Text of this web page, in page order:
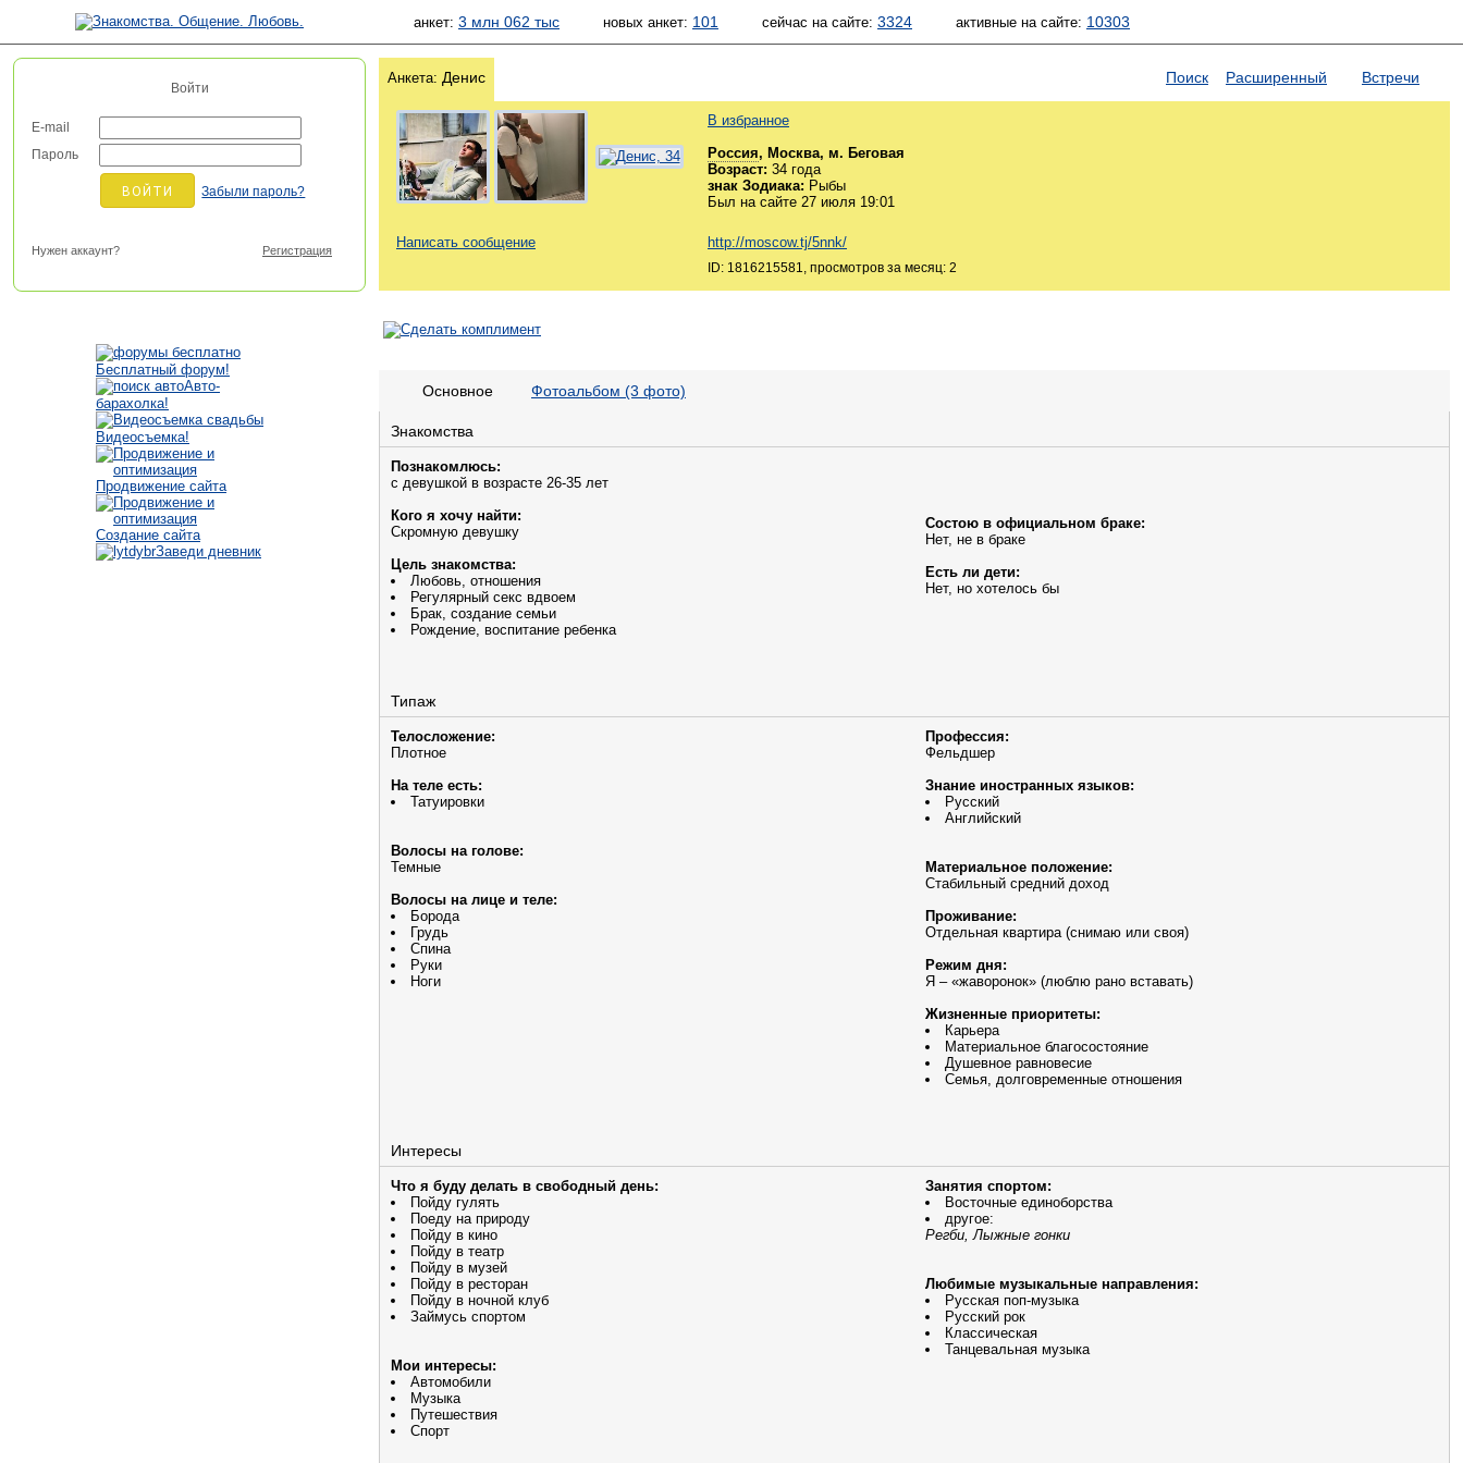
анкет: 3 млн 062 тыс новых анкет: 101 сейчас на сайте: 3324 активные на сайте: 10303
Войти
E-mail
Пароль
Забыли пароль?
Нужен аккаунт? Регистрация
Бесплатный форум!
Авто-
барахолка!
Видеосъемка!
Продвижение сайта
Создание сайта
Заведи дневник
Анкета: Денис Поиск Расширенный Встречи
В избранное
Россия, Москва, м. Беговая
Возраст: 34 года
знак Зодиака: Рыбы
Был на сайте 27 июля 19:01
Написать сообщение http://moscow.tj/5nnk/
ID: 1816215581, просмотров за месяц: 2
Основное Фотоальбом (3 фото)
Знакомства
Познакомлюсь:
с девушкой в возрасте 26-35 лет
Кого я хочу найти:
Скромную девушку
Цель знакомства:
Любовь, отношения
Регулярный секс вдвоем
Брак, создание семьи
Рождение, воспитание ребенка
Состою в официальном браке:
Нет, не в браке
Есть ли дети:
Нет, но хотелось бы
Типаж
Телосложение:
Плотное
На теле есть:
Татуировки
Волосы на голове:
Темные
Волосы на лице и теле:
Борода
Грудь
Спина
Руки
Ноги
Профессия:
Фельдшер
Знание иностранных языков:
Русский
Английский
Материальное положение:
Стабильный средний доход
Проживание:
Отдельная квартира (снимаю или своя)
Режим дня:
Я – «жаворонок» (люблю рано вставать)
Жизненные приоритеты:
Карьера
Материальное благосостояние
Душевное равновесие
Семья, долговременные отношения
Интересы
Что я буду делать в свободный день:
Пойду гулять
Поеду на природу
Пойду в кино
Пойду в театр
Пойду в музей
Пойду в ресторан
Пойду в ночной клуб
Займусь спортом
Мои интересы:
Автомобили
Музыка
Путешествия
Спорт
Занятия спортом:
Восточные единоборства
другое:
Регби, Лыжные гонки
Любимые музыкальные направления:
Русская поп-музыка
Русский рок
Классическая
Танцевальная музыка